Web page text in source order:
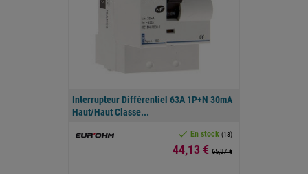
Interrupteur Différentiel 63A 1P+N 30mA
Haut/haut Classe...
 En stock (13)
Prix
44,13 € 65,87 €